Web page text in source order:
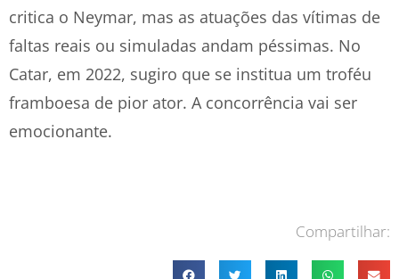
critica o Neymar, mas as atuações das vítimas de
faltas reais ou simuladas andam péssimas. No
Catar, em 2022, sugiro que se institua um troféu
framboesa de pior ator. A concorrência vai ser
emocionante.
Compartilhar: